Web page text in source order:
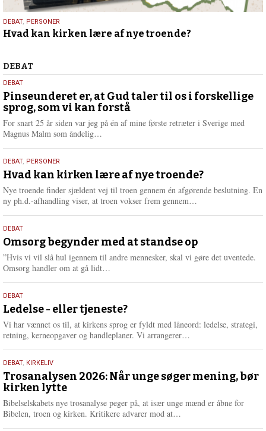
25.
juli
DEBAT, PERSONER
Hvad kan kirken lære af nye troende?
Debat
DEBAT
5.
august
2026
DEBAT
Pinseunderet er, at Gud taler til os i forskellige
sprog, som vi kan forstå
For snart 25 år siden var jeg på én af mine første retræter i Sverige med
Magnus Malm som åndelig…
e
r
e
25.
juli
2026
DEBAT, PERSONER
Hvad kan kirken lære af nye troende?
Nye troende finder sjældent vej til troen gennem én afgørende beslutning. En
ny ph.d.-afhandling viser, at troen vokser frem gennem…
e
r
e
9.
juli
2026
DEBAT
Omsorg begynder med at standse op
”Hvis vi vil slå hul igennem til andre mennesker, skal vi gøre det uventede.
Omsorg handler om at gå lidt…
e
r
e
10.
juni
2026
DEBAT
Ledelse - eller tjeneste?
Vi har vænnet os til, at kirkens sprog er fyldt med låneord: ledelse, strategi,
retning, kerneopgaver og handleplaner. Vi arrangerer…
e
2.
juni
2026
DEBAT, KIRKELIV
Trosanalysen 2026: Når unge søger mening, bør
kirken lytte
Bibelselskabets nye trosanalyse peger på, at især unge mænd er åbne for
Bibelen, troen og kirken. Kritikere advarer mod at…